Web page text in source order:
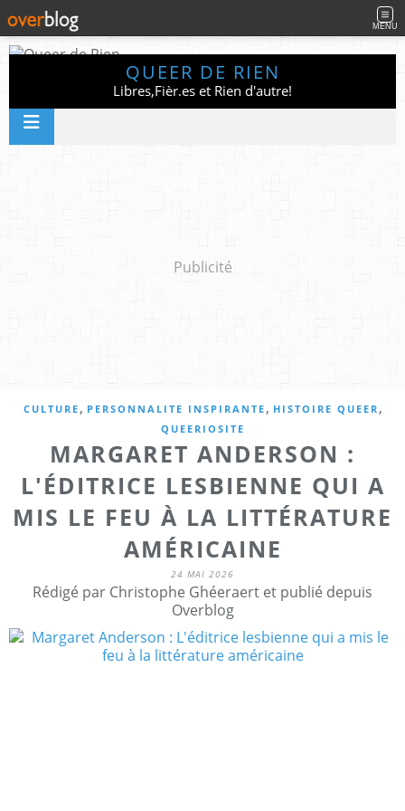
MENU
QUEER DE RIEN
Libres,Fièr.es et Rien d'autre!
Publicité
CULTURE , PERSONNALITE INSPIRANTE , HISTOIRE QUEER ,
QUEERIOSITE
MARGARET ANDERSON :
L'ÉDITRICE LESBIENNE QUI A
MIS LE FEU À LA LITTÉRATURE
AMÉRICAINE
24 MAI 2026
Rédigé par Christophe Ghéeraert et publié depuis
Overblog